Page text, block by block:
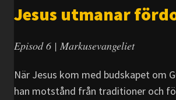
Jesus utmanar
Episod 6 | Markusevangeliet
När Jesus kom med budskapet om
han motstånd från traditioner och